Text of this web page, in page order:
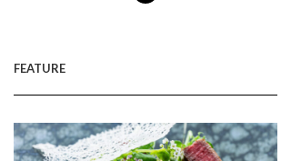
FEATURE